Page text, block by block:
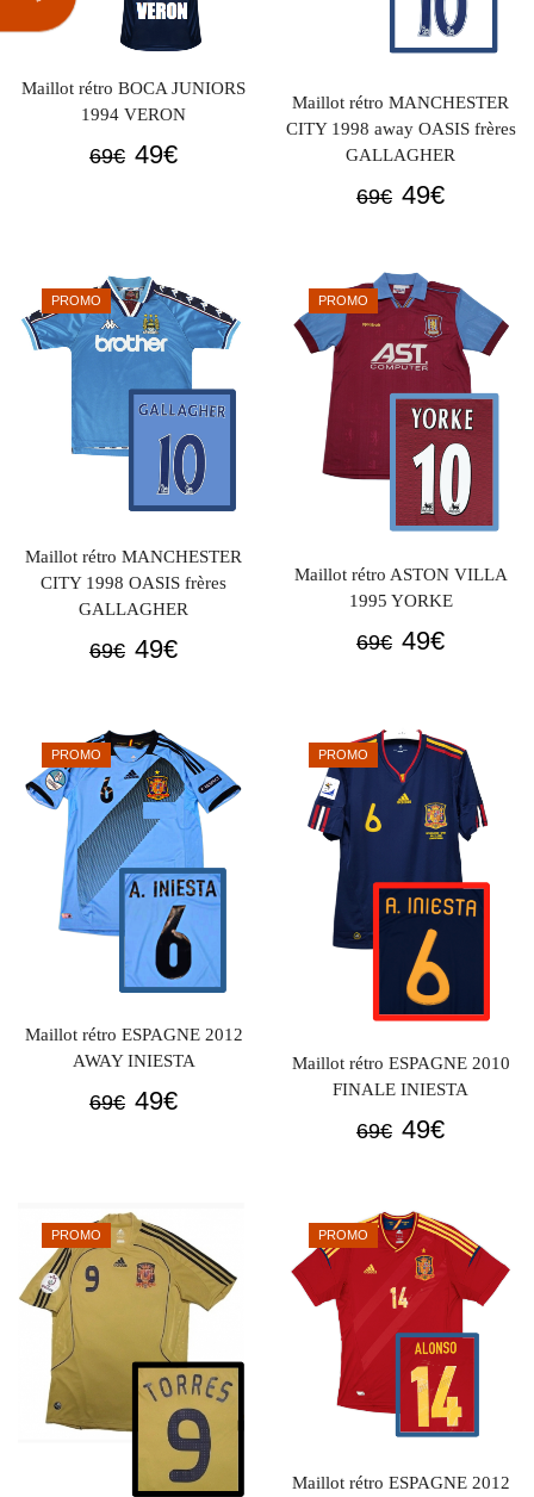
Maillot rétro BOCA JUNIORS
1994 VERON
69€ Le
69€.
49€Le
Maillot rétro MANCHESTER
CITY 1998 away OASIS frères
GALLAGHER
69€ Le
était :
69€.
49€Le
est :
49€.
PROMO
Maillot rétro MANCHESTER
CITY 1998 OASIS frères
GALLAGHER
69€ Le
était :
69€.
49€Le
est :
49€.
PROMO
Maillot rétro ASTON VILLA
1995 YORKE
69€ Le
était :
69€.
49€Le
49€.
PROMO
Maillot rétro ESPAGNE 2012
AWAY INIESTA
69€ Le
69€.
49€Le
PROMO
Maillot rétro ESPAGNE 2010
FINALE INIESTA
69€ Le
était :
69€.
49€Le
est :
49€.
PROMO PROMO
Maillot rétro ESPAGNE 2012